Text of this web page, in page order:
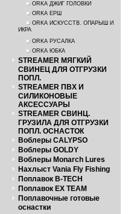
ORKA ДЖИГ ГОЛОВКИ
ORKA ЕРШ
ORKA ИСКУССТВ. ОПАРЫШ И
ИКРА
ORKA РУСАЛКА
ORKA ЮБКА
STREAMER МЯГКИЙ
СВИНЕЦ ДЛЯ ОТГРУЗКИ
ПОПЛ.
STREAMER ПВХ И
СИЛИКОНОВЫЕ
АКСЕССУАРЫ
STREAMER СВИНЦ.
ГРУЗИЛА ДЛЯ ОТГРУЗКИ
ПОПЛ. ОСНАСТОК
Воблеры CALYPSO
Воблеры GOLDY
Воблеры Monarch Lures
Нахлыст Vania Fly Fishing
Поплавок B-TECH
Поплавок EX TEAM
Поплавочные готовые
оснастки